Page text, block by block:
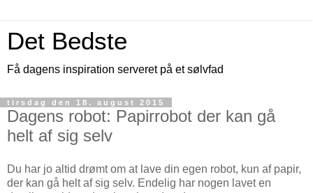
Det Bedste
Få dagens inspiration serveret på et sølvfad
tirsdag den 18. august 2015
Dagens robot: Papirrobot der kan gå
helt af sig selv
Du har jo altid drømt om at lave din egen robot, kun af papir,
der kan gå helt af sig selv. Endelig har nogen lavet en